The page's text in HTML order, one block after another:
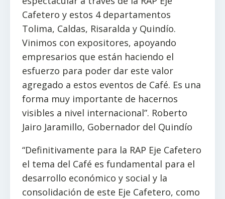
Cafetero y estos 4 departamentos
Tolima, Caldas, Risaralda y Quindío.
Vinimos con expositores, apoyando
empresarios que están haciendo el
esfuerzo para poder dar este valor
agregado a estos eventos de Café. Es una
forma muy importante de hacernos
visibles a nivel internacional”. Roberto
Jairo Jaramillo, Gobernador del Quindío
“Definitivamente para la RAP Eje Cafetero
el tema del Café es fundamental para el
desarrollo económico y social y la
consolidación de este Eje Cafetero, como